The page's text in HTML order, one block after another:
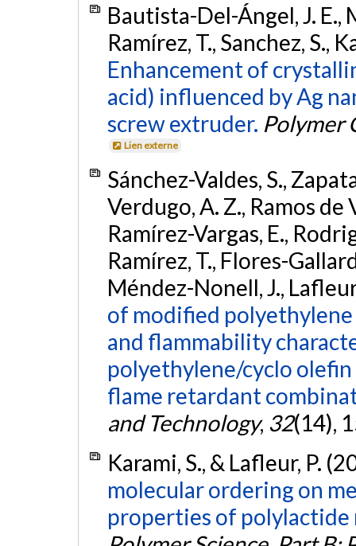
Bautista-Del-Ángel, J. E.,
Ramírez, T., Sanchez, S.,
Enhancement of
acid) influenced by Ag
screw extruder. Polymer
Lien externe
Sánchez-Valdes, S.,
Verdugo, A. Z., Ramos de
Ramírez-Vargas, E.,
Ramírez, T., Flores-
Méndez-Nonell, J.,
of modified
and flammability
polyethylene/cyclo
flame retardant
and Technology, 32(14),
Karami, S., & Lafleur, P.
molecular ordering on
properties of polylactide